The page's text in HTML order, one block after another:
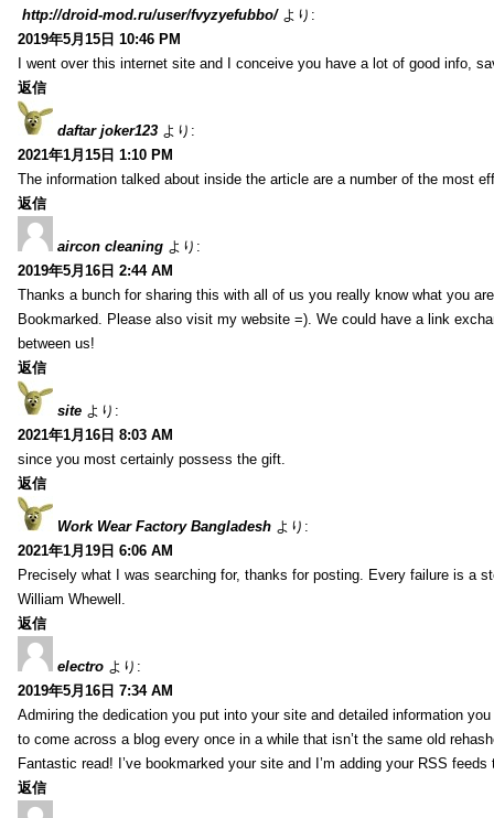
http://droid-mod.ru/user/fvyzyefubbo/ より:
2019年5月15日 10:46 PM
I went over this internet site and I conceive you have a lot of good info,
返信
daftar joker123 より:
2021年1月15日 1:10 PM
The information talked about inside the article are a number of the most
返信
aircon cleaning より:
2019年5月16日 2:44 AM
Thanks a bunch for sharing this with all of us you really know what you
Bookmarked. Please also visit my website =). We could have a link
between us!
返信
site より:
2021年1月16日 8:03 AM
since you most certainly possess the gift.
返信
Work Wear Factory Bangladesh より:
2021年1月19日 6:06 AM
Precisely what I was searching for, thanks for posting. Every failure is a
William Whewell.
返信
electro より:
2019年5月16日 7:34 AM
Admiring the dedication you put into your site and detailed information you
to come across a blog every once in a while that isn’t the same old
Fantastic read! I’ve bookmarked your site and I’m adding your RSS
返信